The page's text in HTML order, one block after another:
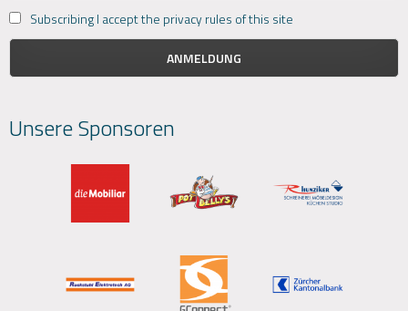
Subscribing I accept the privacy rules of this site
Unsere Sponsoren